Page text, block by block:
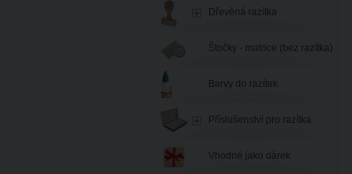
Dřevěná razítka
Štočky - matrice (bez razítka)
Barvy do razítek
Příslušenství pro razítka
Vhodné jako dárek